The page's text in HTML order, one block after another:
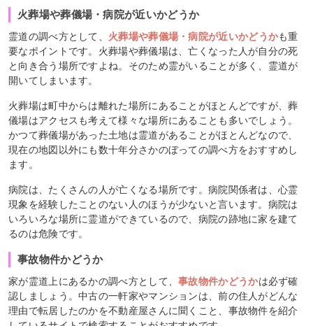
火葬場や葬儀場・病院が近いかどうか
霊道の調べ方として、 火葬場や葬儀場・病院が近いかどうかも重
要なポイントです。火葬場や葬儀場は、亡くなった人が自分の死
と向き合う場所ですよね。そのため霊がいることが多く、霊道が
開いてしまいます。
火葬場は町中からは離れた場所にあることがほとんどですが、葬
儀場はアクセスも考えて様々な場所にあることも多いでしょう。
かつて葬儀場があった土地は霊道があることがほとんどなので、
現在の地図以外にも数十年分さかのぼっての調べ方をおすすめし
ます。
病院は、たくさんの人が亡くなる場所です。病院関係者は、心霊
現象を経験したことのない人のほうが少ないと言います。病院は
いろいろな場所に霊道ができているので、病院の跡地に家を建て
るのは危険です。
事故物件かどうか
家が霊道上にあるかの調べ方として、事故物件かどうかは必ず確
認しましょう。中古の一軒家やマンションは、前の住人がどんな
理由で転居したのかを不動産屋さんに聞くこと、事故物件を紹介